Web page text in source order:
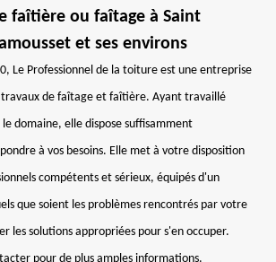
faîtière ou faîtage à Saint
et ses environs
Le Professionnel de la toiture est une entreprise
de faîtage et faîtière. Ayant travaillé
le domaine, elle dispose suffisamment
à vos besoins. Elle met à votre disposition
compétents et sérieux, équipés d'un
que soient les problèmes rencontrés par votre
les solutions appropriées pour s'en occuper.
pour de plus amples informations.